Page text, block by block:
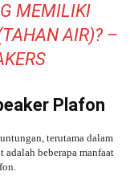
MEMILIKI
AIR)? –
Plafon
terutama dalam
adalah beberapa manfaat